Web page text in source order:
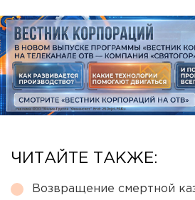
ЧИТАЙТЕ ТАКЖЕ:
Возвращение смертной